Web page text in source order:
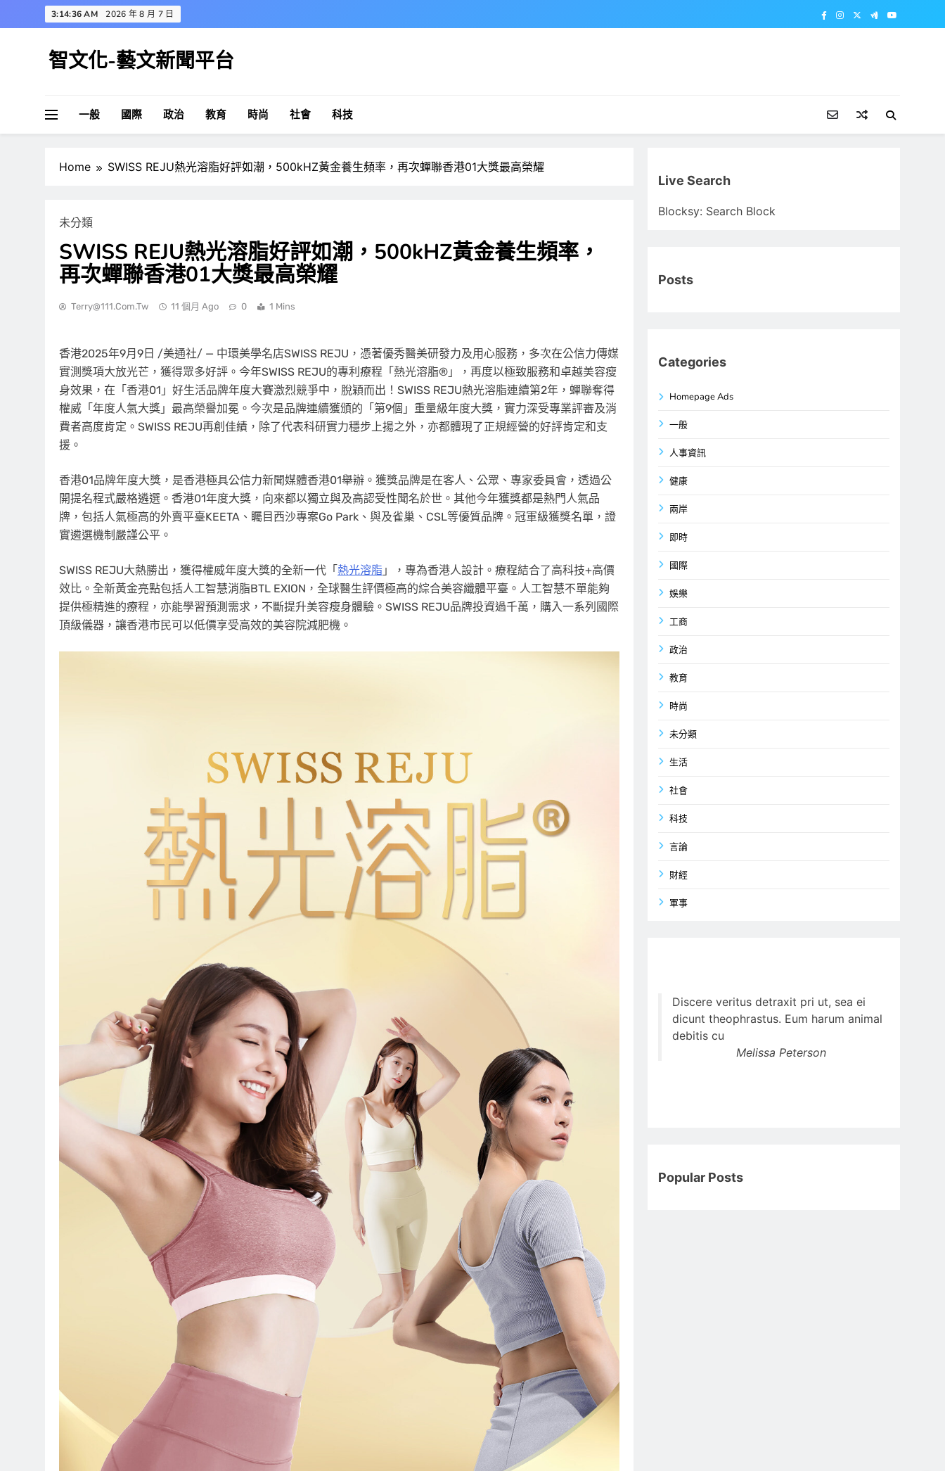
to
3:14:37 AM 2026 年 8 月 7 日
智文化-藝文新聞平台
一般 國際 政治 教育 時尚 社會 科技
Home SWISS REJU熱光溶脂好評如潮，500kHZ黃金養生頻率，再次蟬聯香港01大獎最高榮耀
未分類
SWISS REJU熱光溶脂好評如潮，500kHZ黃金養生頻率，
再次蟬聯香港01大獎最高榮耀
Terry@111.com.tw 11 個月 Ago 0 1 Mins
香港2025年9月9日 /美通社/ — 中環美學名店SWISS REJU，憑著優秀醫美研發力及用心服務，多次在公信力傳媒
實測獎項大放光芒，獲得眾多好評。今年SWISS REJU的專利療程「熱光溶脂®」，再度以極致服務和卓越美容瘦
身效果，在「香港01」好生活品牌年度大賽激烈競爭中，脫穎而出！SWISS REJU熱光溶脂連續第2年，蟬聯奪得
權威「年度人氣大獎」最高榮譽加冕。今次是品牌連續獲頒的「第9個」重量級年度大獎，實力深受專業評審及消
費者高度肯定。SWISS REJU再創佳績，除了代表科研實力穩步上揚之外，亦都體現了正規經營的好評肯定和支
援。
香港01品牌年度大獎，是香港極具公信力新聞媒體香港01舉辦。獲獎品牌是在客人、公眾、專家委員會，透過公
開提名程式嚴格遴選。香港01年度大獎，向來都以獨立與及高認受性聞名於世。其他今年獲獎都是熱門人氣品
牌，包括人氣極高的外賣平臺KEETA、矚目西沙專案Go Park、與及雀巢、CSL等優質品牌。冠軍級獲獎名單，證
實遴選機制嚴謹公平。
SWISS REJU大熱勝出，獲得權威年度大獎的全新一代「 熱光溶脂 」，專為香港人設計。療程結合了高科技+高價
效比。全新黃金亮點包括人工智慧消脂BTL EXION，全球醫生評價極高的綜合美容纖體平臺。人工智慧不單能夠
提供極精進的療程，亦能學習預測需求，不斷提升美容瘦身體驗。SWISS REJU品牌投資過千萬，購入一系列國際
頂級儀器，讓香港市民可以低價享受高效的美容院減肥機。
Live Search
Blocksy: Search Block
Posts
Categories
Homepage Ads
一般
人事資訊
健康
兩岸
即時
國際
娛樂
工商
政治
教育
時尚
未分類
生活
社會
科技
言論
財經
軍事
Discere veritus detraxit pri ut, sea ei
dicunt theophrastus. Eum harum animal
debitis cu
Melissa Peterson
Popular Posts